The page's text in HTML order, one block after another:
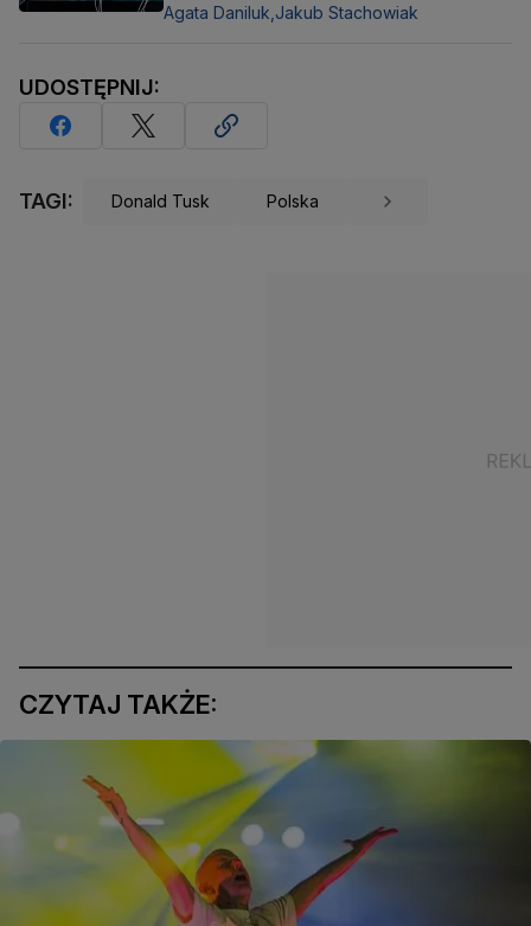
Agata Daniluk, Jakub Stachowiak
UDOSTĘPNIJ:
TAGI: Donald Tusk Polska
CZYTAJ TAKŻE: